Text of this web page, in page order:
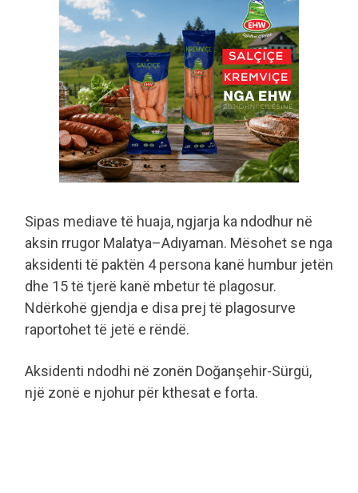
Sipas mediave të huaja, ngjarja ka ndodhur në
aksin rrugor Malatya–Adıyaman. Mësohet se nga
aksidenti të paktën 4 persona kanë humbur jetën
dhe 15 të tjerë kanë mbetur të plagosur.
Ndërkohë gjendja e disa prej të plagosurve
raportohet të jetë e rëndë.
Aksidenti ndodhi në zonën Doğanşehir-Sürgü,
një zonë e njohur për kthesat e forta.